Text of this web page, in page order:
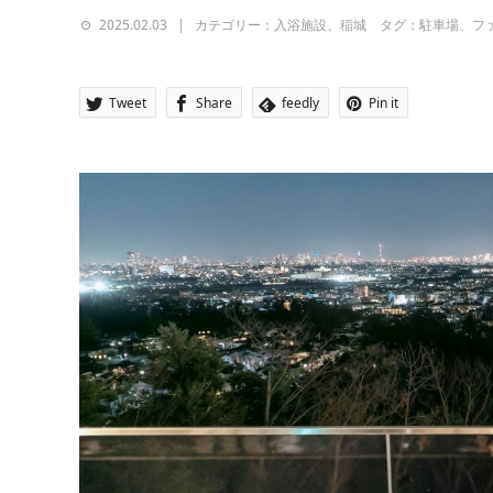
2025.02.03 カテゴリー：入浴施設、稲城 タグ：駐車場、フ
Tweet Share feedly Pin it